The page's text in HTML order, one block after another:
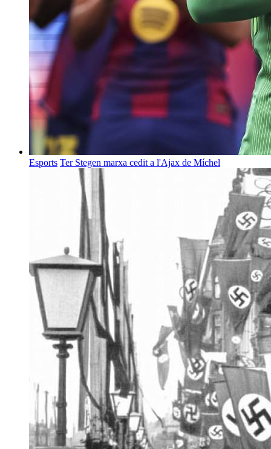
Esports Ter Stegen marxa cedit a l'Ajax de Míchel